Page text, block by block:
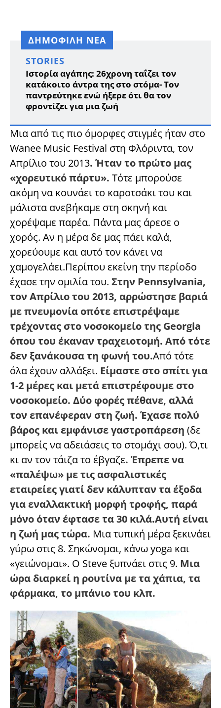
ΔΗΜΟΦΙΛΗ ΝΕΑ
STORIES
Ιστορία αγάπης: 26χρονη ταΐζει τον
κατάκοιτο άντρα της στο στόμα- Τον
παντρεύτηκε ενώ ήξερε ότι θα τον
φροντίζει για μια ζωή
Μια από τις πιο όμορφες στιγμές ήταν στο
Wanee Music Festival στη Φλόριντα, τον
Απρίλιο του 2013. Ήταν το πρώτο μας
«χορευτικό πάρτυ». Τότε μπορούσε
ακόμη να κουνάει το καροτσάκι του και
μάλιστα ανεβήκαμε στη σκηνή και
χορέψαμε παρέα. Πάντα μας άρεσε ο
χορός. Αν η μέρα δε μας πάει καλά,
χορεύουμε και αυτό τον κάνει να
χαμογελάει.Περίπου εκείνη την περίοδο
έχασε την ομιλία του. Στην Pennsylvania,
τον Απρίλιο του 2013, αρρώστησε βαριά
με πνευμονία οπότε επιστρέψαμε
τρέχοντας στο νοσοκομείο της Georgia
όπου του έκαναν τραχειοτομή. Από τότε
δεν ξανάκουσα τη φωνή του.Από τότε
όλα έχουν αλλάξει. Είμαστε στο σπίτι για
1-2 μέρες και μετά επιστρέφουμε στο
νοσοκομείο. Δύο φορές πέθανε, αλλά
τον επανέφεραν στη ζωή. Έχασε πολύ
βάρος και εμφάνισε γαστροπάρεση (δε
μπορείς να αδειάσεις το στομάχι σου). Ό,τι
κι αν τον τάιζα το έβγαζε. Έπρεπε να
«παλέψω» με τις ασφαλιστικές
εταιρείες γιατί δεν κάλυπταν τα έξοδα
για εναλλακτική μορφή τροφής, παρά
μόνο όταν έφτασε τα 30 κιλά.Αυτή είναι
η ζωή μας τώρα. Μια τυπική μέρα ξεκινάει
γύρω στις 8. Σηκώνομαι, κάνω yoga και
«γειώνομαι». Ο Steve ξυπνάει στις 9. Μια
ώρα διαρκεί η ρουτίνα με τα χάπια, τα
φάρμακα, το μπάνιο του κλπ.